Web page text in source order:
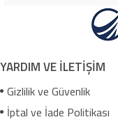
YARDIM VE İLETİŞİM
Gizlilik ve Güvenlik
İptal ve İade Politikası